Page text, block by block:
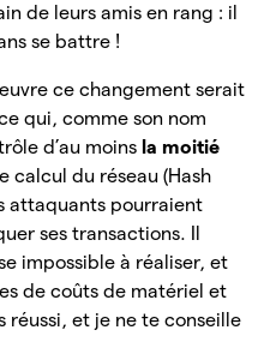
de leurs amis en rang : il
se battre !
ce changement serait
qui, comme son nom
d’au moins la moitié
calcul du réseau (Hash
attaquants pourraient
ses transactions. Il
impossible à réaliser, et
de coûts de matériel et
réussi, et je ne te conseille